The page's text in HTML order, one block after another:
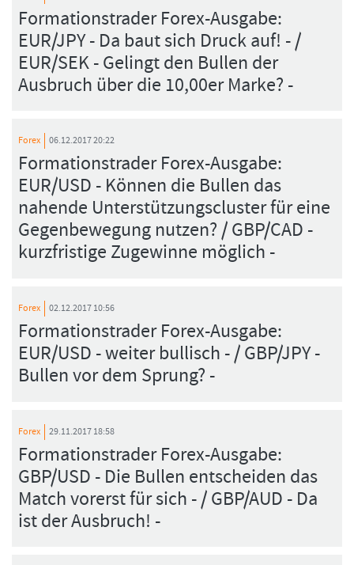
Formationstrader Forex-Ausgabe:
EUR/JPY - Da baut sich Druck auf! - /
EUR/SEK - Gelingt den Bullen der
Ausbruch über die 10,00er Marke? -
Forex 06.12.2017 20:22
Formationstrader Forex-Ausgabe:
EUR/USD - Können die Bullen das
nahende Unterstützungscluster für eine
Gegenbewegung nutzen? / GBP/CAD -
kurzfristige Zugewinne möglich -
Forex 02.12.2017 10:56
Formationstrader Forex-Ausgabe:
EUR/USD - weiter bullisch - / GBP/JPY -
Bullen vor dem Sprung? -
Forex 29.11.2017 18:58
Formationstrader Forex-Ausgabe:
GBP/USD - Die Bullen entscheiden das
Match vorerst für sich - / GBP/AUD - Da
ist der Ausbruch! -